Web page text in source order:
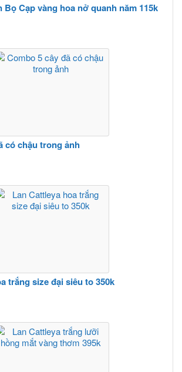
Bọ Cạp vàng hoa nở quanh năm 115k
có chậu trong ảnh
trắng size đại siêu to 350k